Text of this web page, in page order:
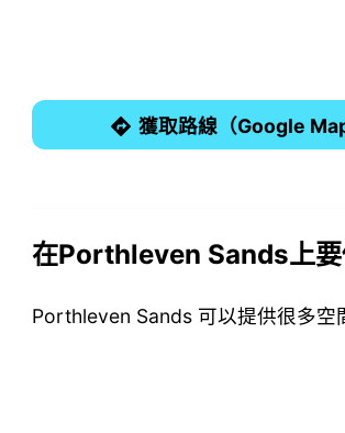
獲取路線（Google
在Porthleven Sands上要
Porthleven Sands 可以提供很多空